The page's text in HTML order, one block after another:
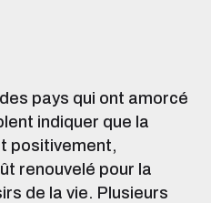
pays qui ont amorcé
indiquer que la
positivement,
renouvelé pour la
de la vie. Plusieurs